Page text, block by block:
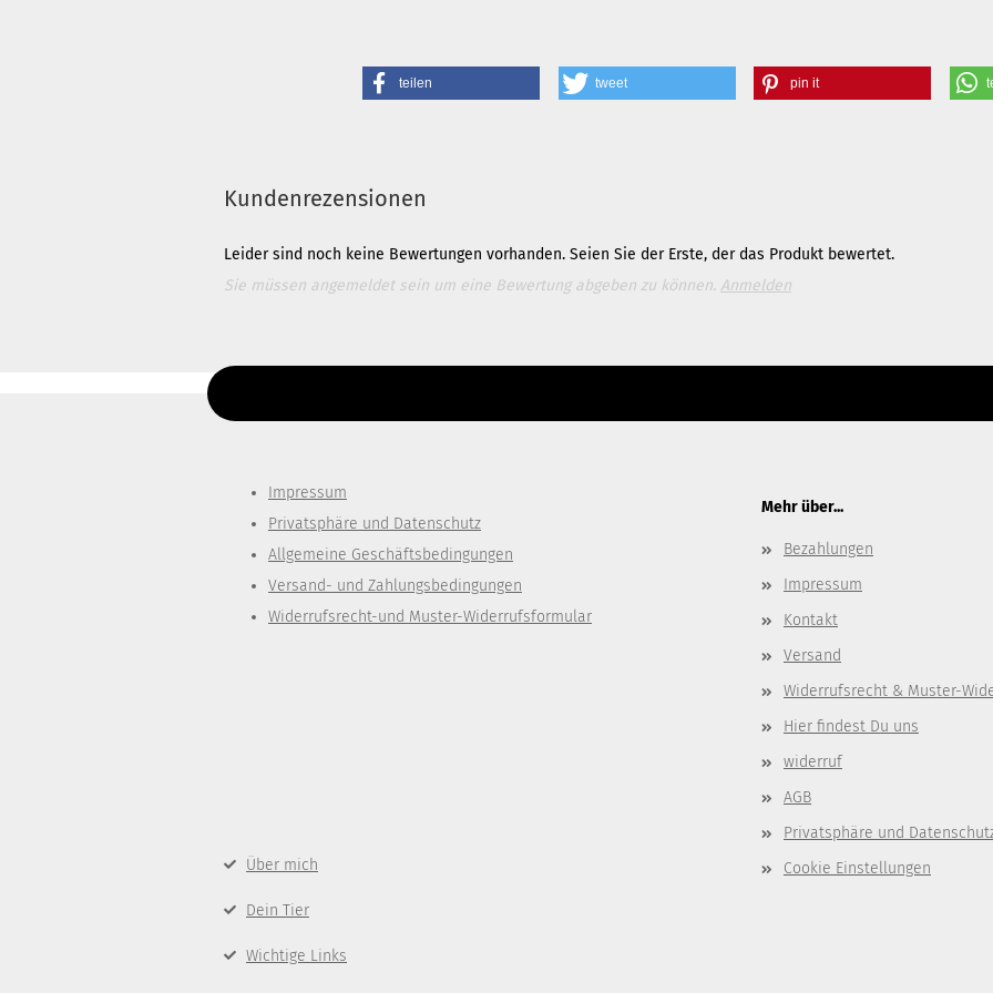
teilen tweet pin it
Kundenrezensionen
Leider sind noch keine Bewertungen vorhanden. Seien Sie der Erste, der das Produkt bewertet.
Sie müssen angemeldet sein um eine Bewertung abgeben zu können. Anmelden
Impressum
Privatsphäre und Datenschutz
Allgemeine Geschäftsbedingungen
Versand- und Zahlungsbedingungen
Widerrufsrecht-und Muster-Widerrufsformular
Mehr über...
Bezahlungen
Impressum
Kontakt
Versand
Widerrufsrecht & Muster-
Hier findest Du uns
widerruf
AGB
Privatsphäre und
Cookie Einstellungen
Über mich
Dein Tier
Wichtige Links